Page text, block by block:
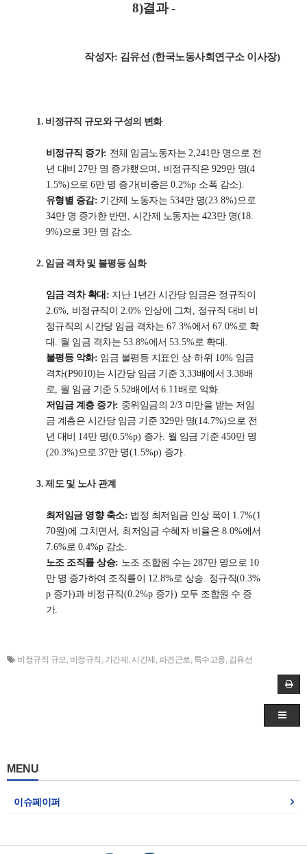
8)결과 -
작성자: 김유선 (한국노동사회연구소 이사장)
1. 비정규직 규모와 구성의 변화
비정규직 증가: 전체 임금노동자는 2,241만 명으로 전
년 대비27만 명 증가했으며 , 비정규직은 929만 명(4
1.5%)으로6만 명 증가(비중은0.2%p 소폭 감소).
유형별 증감: 기간제 노동자는 534만 명(23.8%)으로
34만 명 증가한 반면 , 시간제 노동자는423만 명(18.
9%)으로3만 명 감소.
2. 임금 격차 및 불평등 심화
임금 격차 확대 : 지난 1년간 시간당 임금은 정규직이
2.6%, 비정규직이 2.0% 인상에 그쳐 , 정규직 대비 비
정규직의 시간당 임금 격차는 67.3%에서67.0%로 확
대 . 월 임금 격차는 53.8%에서53.5%로 확대 .
불평등 악화: 임금 불평등 지표인 상·하위 10% 임금
격차(P9010)는 시간당 임금 기준 3.33배에서 3.38배
로, 월 임금 기준5.52배에서6.11배로 악화.
저임금 계층 증가: 중위임금의 2/3 미만을 받는 저임
금 계층은 시간당 임금 기준 329만 명(14.7%)으로 전
년 대비 14만 명(0.5%p) 증가. 월 임금 기준 450만 명
(20.3%)으로37만 명(1.5%p) 증가.
3.제도 및 노사 관계
최저임금 영향 축소: 법정 최저임금 인상 폭이 1.7%(1
70원)에 그치면서 , 최저임금 수혜자 비율은 8.0%에서
7.6%로 0.4%p 감소.
노조 조직률 상승: 노조 조합원 수는 287만 명으로 10
만 명 증가하여 조직률이 12.8%로 상승. 정규직(0.3%
p 증가)과 비정규직(0.2%p 증가) 모두 조합원 수 증
가.
비정규직 규모, 비정규직 , 기간제 , 시간제 , 파견근로, 특수고용, 김유선
MENU
이슈페이퍼